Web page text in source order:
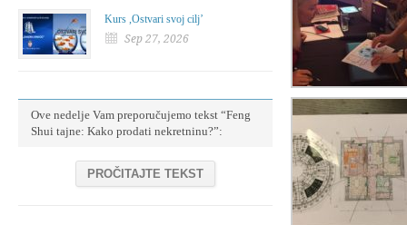
Kurs ,Ostvari svoj cilj’
Sep 27, 2026
Ove nedelje Vam preporučujemo tekst “Feng
Shui tajne: Kako prodati nekretninu?”:
PROČITAJTE TEKST